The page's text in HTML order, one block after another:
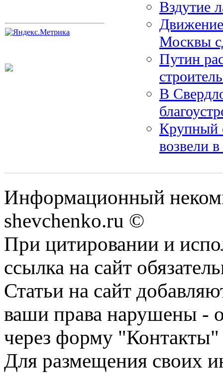
Вздутие
Москвы
Путин
В
Крупный
возвели
Информационный
shevchenko.ru ©
При цитировании и
ссылка на сайт
Статьи на сайт
ваши права нарушены -
через форму "Контакты"
Для размещения своих